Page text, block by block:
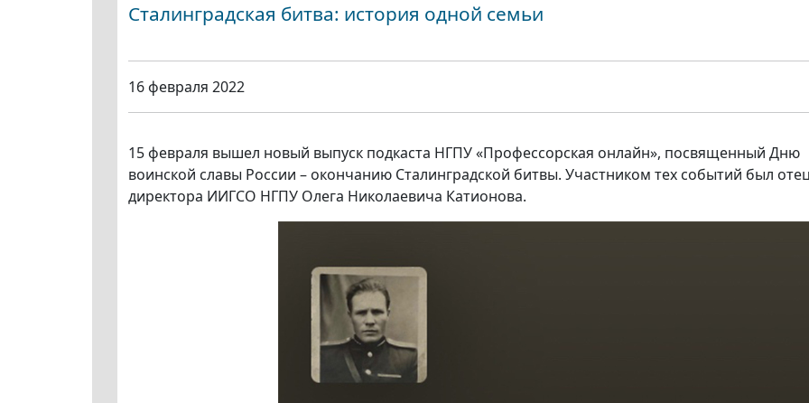
Сталинградская битва: история одной семьи
16 февраля 2022
15 февраля вышел новый выпуск подкаста НГПУ «Профессорская онлайн», посвященный Дню
воинской славы России – окончанию Сталинградской битвы. Участником тех событий был
директора ИИГСО НГПУ Олега Николаевича Катионова.